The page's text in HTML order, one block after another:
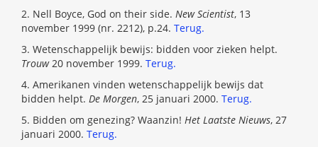
2. Nell Boyce, God on their side. New Scientist, 13
november 1999 (nr. 2212), p.24. Terug.
3. Wetenschappelijk bewijs: bidden voor zieken helpt.
Trouw20 november 1999. Terug.
4. Amerikanen vinden wetenschappelijk bewijs dat
bidden helpt. De Morgen, 25 januari 2000. Terug.
5. Bidden om genezing? Waanzin! Het Laatste Nieuws, 27
januari 2000. Terug.